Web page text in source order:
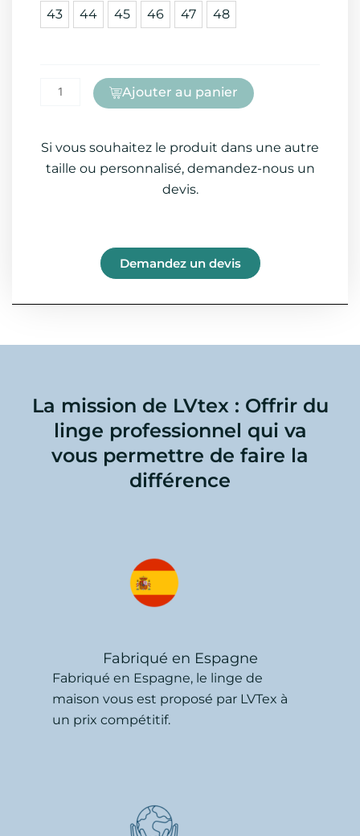
43 44 45 46 47 48
S1P
COMPOS
Ajouter au panier
Si vous souhaitez le produit dans une autre
taille ou personnalisé, demandez-nous un
devis.
Demandez un devis
La mission de LVtex : Offrir du
linge professionnel qui va
vous permettre de faire la
différence
Fabriqué en Espagne
Fabriqué en Espagne, le linge de
maison vous est proposé par LVTex à
un prix compétitif.